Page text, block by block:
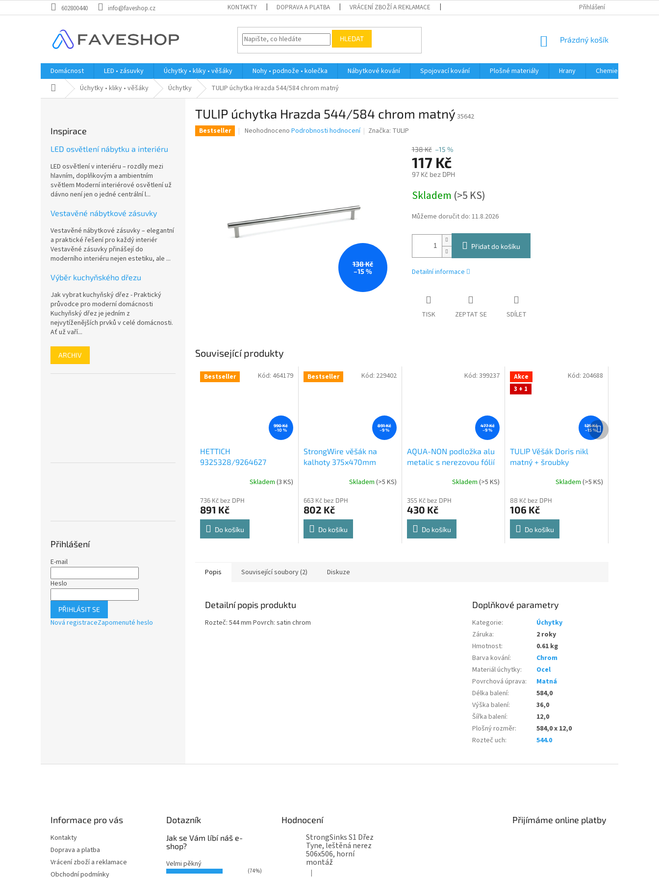
na
602800440 info@faveshop.cz KONTAKTY DOPRAVA A PLATBA VRÁCENÍ ZBOŽÍ A REKLAMACE PODMÍNKY OCHRANY OSOBNÍCH ÚDAJŮ
Přihlášení
HLEDAT
NÁKUPNÍ
Prázdný košík
Domácnost LED • zásuvky Úchytky • kliky • věšáky Nohy • podnože • kolečka Nábytkové kování Spojovací kování Plošné materiály Hrany
Chemie • doplňky
Domů Úchytky • kliky • věšáky Úchytky TULIP úchytka Hrazda 544/584 chrom matný
Inspirace
LED osvětlení nábytku a interiéru
LED osvětlení v interiéru – rozdíly mezi
hlavním, doplňkovým a ambientním
světlem Moderní interiérové osvětlení už
dávno není jen o jedné centrální l...
Vestavěné nábytkové zásuvky
Vestavěné nábytkové zásuvky – elegantní
a praktické řešení pro každý interiér
Vestavěné zásuvky přinášejí do
moderního interiéru nejen estetiku, ale ...
Výběr kuchyňského dřezu
Jak vybrat kuchyňský dřez - Praktický
průvodce pro moderní domácnosti
Kuchyňský dřez je jedním z
nejvytíženějších prvků v celé domácnosti.
Ať už vaří...
ARCHIV
Přihlášení
E-mail
Heslo
PŘIHLÁSIT SE
Nová registraceZapomenuté heslo
TULIP úchytka Hrazda 544/584 chrom matný 35642
Bestseller
Průměrné
Neohodnoceno Podrobnosti hodnocení Značka: TULIP
138 Kč
–15 %
138 Kč –15 %
117 Kč
97 Kč bez DPH
cena:
Skladem (>5 KS)
Můžeme doručit do: 11.8.2026
Přidat do košíku
Detailní informace
TISK ZEPTAT SE SDÍLET
Související produkty
Bestseller
990 Kč
–10 %
HETTICH
9325328/9264627
produktu
je
4,8
5
Skladem (3 KS)
736 Kč bez DPH
891 Kč
Do košíku
Kód: 464179 Bestseller
891 Kč
–9 %
StrongWire věšák na
kalhoty 375x470mm
produktu
je
4,8
5
Skladem (>5 KS)
663 Kč bez DPH
802 Kč
Do košíku
Kód: 229402
477 Kč
–9 %
AQUA-NON podložka alu
metalic s nerezovou fólií
produktu
je
4,6
5
Skladem(>5 KS)
355 Kč bez DPH
430 Kč
Do košíku
Kód:399237
Akce
3 + 1
125 Kč
–15 %
TULIP Věšák Doris nikl
matný + šroubky
produktu
je
5,0
5
Skladem(>5 KS)
88 Kč bez DPH
106 Kč
Do košíku
Kód: 204688
Další
produkt
Popis Související soubory (2) Diskuze
Detailní popis produktu
Rozteč: 544 mm Povrch: satin chrom
Doplňkové parametry
Kategorie:
Úchytky
Záruka:
2 roky
Hmotnost:
0.61 kg
Barva kování:
Chrom
Materiál úchytky:
Ocel
Povrchová úprava:
Matná
Délka balení:
584,0
Výška balení:
36,0
Šířka balení:
12,0
Plošný rozměr:
584,0 x 12,0
Rozteč uch: 544.0
Informace pro vás
Kontakty
Doprava a platba
Vrácení zboží a reklamace
Obchodní podmínky
Dotazník
Jak se Vám líbí náš e-
shop?
Velmi pěkný
(74%)
Hodnocení
StrongSinks S1 Dřez
Tyne, leštěná nerez
506x506, horní
montáž
Hodnocení produktu je 5 z 5 hvězdiček.
|
Přijímáme online platby